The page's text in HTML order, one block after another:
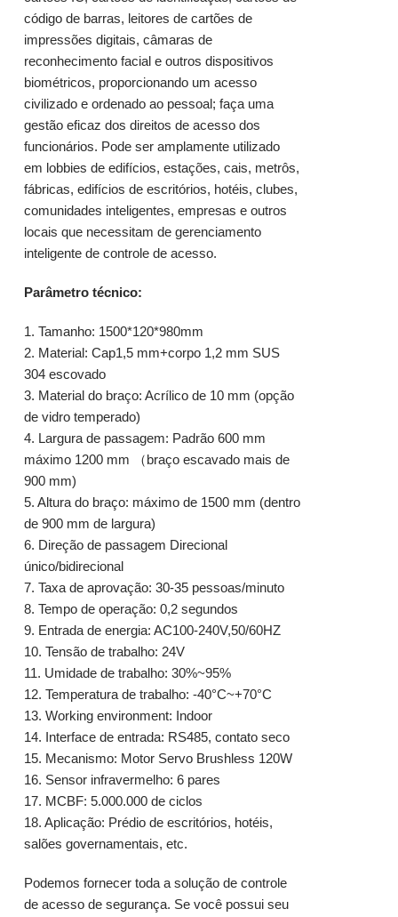
código de barras, leitores de cartões de
impressões digitais, câmaras de
reconhecimento facial e outros dispositivos
biométricos, proporcionando um acesso
civilizado e ordenado ao pessoal; faça uma
gestão eficaz dos direitos de acesso dos
funcionários. Pode ser amplamente utilizado
em lobbies de edifícios, estações, cais, metrôs,
fábricas, edifícios de escritórios, hotéis, clubes,
comunidades inteligentes, empresas e outros
locais que necessitam de gerenciamento
inteligente de controle de acesso.
Parâmetro técnico:
1. Tamanho: 1500*120*980mm
2. Material: Cap1,5 mm+corpo 1,2 mm SUS
304 escovado
3. Material do braço: Acrílico de 10 mm (opção
de vidro temperado)
4. Largura de passagem: Padrão 600 mm
máximo 1200 mm （braço escavado mais de
900 mm)
5. Altura do braço: máximo de 1500 mm (dentro
de 900 mm de largura)
6. Direção de passagem Direcional
único/bidirecional
7. Taxa de aprovação: 30-35 pessoas/minuto
8. Tempo de operação: 0,2 segundos
9. Entrada de energia: AC100-240V,50/60HZ
10. Tensão de trabalho: 24V
11. Umidade de trabalho: 30%~95%
12. Temperatura de trabalho: -40°C~+70°C
13. Working environment: Indoor
14. Interface de entrada: RS485, contato seco
15. Mecanismo: Motor Servo Brushless 120W
16. Sensor infravermelho: 6 pares
17. MCBF: 5.000.000 de ciclos
18. Aplicação: Prédio de escritórios, hotéis,
salões governamentais, etc.
Podemos fornecer toda a solução de controle
de acesso de segurança. Se você possui seu